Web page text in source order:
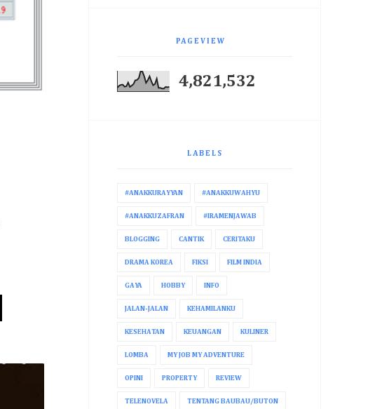
PAGEVIEW
4,821,532
LABELS
#ANAKKURAYYAN #ANAKKUWAHYU
#ANAKKUZAFRAN #IRAMENJAWAB
BLOGGING CANTIK CERITAKU
DRAMA KOREA FIKSI FILM INDIA
GAYA HOBBY INFO
JALAN-JALAN KEHAMILANKU
KESEHATAN KEUANGAN KULINER
LOMBA MY JOB MY ADVENTURE
OPINI PROPERTY REVIEW
TELENOVELA TENTANG BAUBAU/BUTON